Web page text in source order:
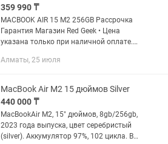
359 990 ₸
MACBOOK AIR 15 M2 256GB Рассрочка
Гарантия Магазин Red Geek • Цена
указана только при наличной оплате.
которая на витрине • Устройство
Алматы, 25 июля
MacBook Air M2 15 дюймов Silver
440 000 ₸
MacBookAir M2, 15" дюймов, 8gb/256gb,
2023 года выпуска, цвет серебристый
(silver). Аккумулятор 97%, 102 цикла. В